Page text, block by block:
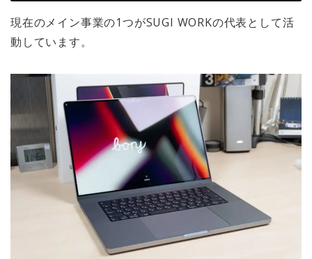
現在のメイン事業の1つがSUGI WORKの代表として活
動しています。